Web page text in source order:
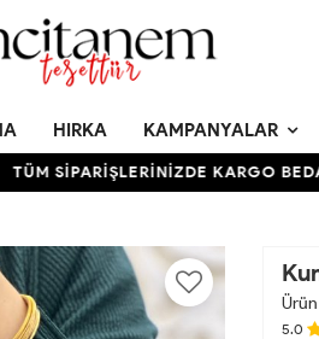
HIRKA KAMPANYALAR
SİPARİŞLERİNİZDE KARGO
5.0